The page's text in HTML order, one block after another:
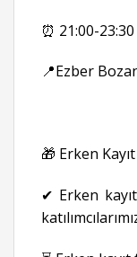
⏰ 21:00-23:30
📍Ezber
🎁 Erken
✔ Erken